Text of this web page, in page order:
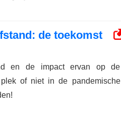
de toekomst
en de impact ervan op de
of niet in de pandemische